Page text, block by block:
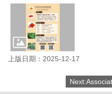
上版日期：2025-12-17